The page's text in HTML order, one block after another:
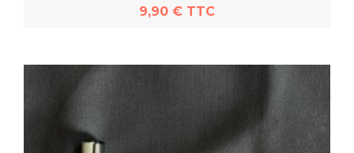
En savoir plus
9,90 € TTC